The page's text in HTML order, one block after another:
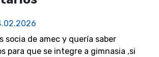
socia de amec y quería saber
para que se integre a gimnasia ,si